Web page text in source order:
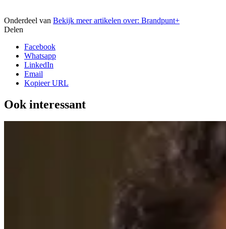
Onderdeel van Bekijk meer artikelen over: Brandpunt+
Delen
Facebook
Whatsapp
LinkedIn
Email
Kopieer URL
Ook interessant